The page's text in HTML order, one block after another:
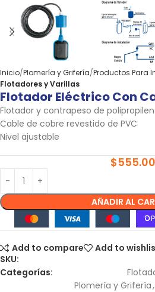
Inicio Plomería y Grifería Productos Para
Flotadores y Varillas
Flotador Eléctrico Con
Flotador y contrapeso de
Cable de cobre revestido de PVC
Nivel ajustable
$555.00
AÑADIR AL
Add to compare
Add to
SKU:
Categorías:
Plomería y Grifería,